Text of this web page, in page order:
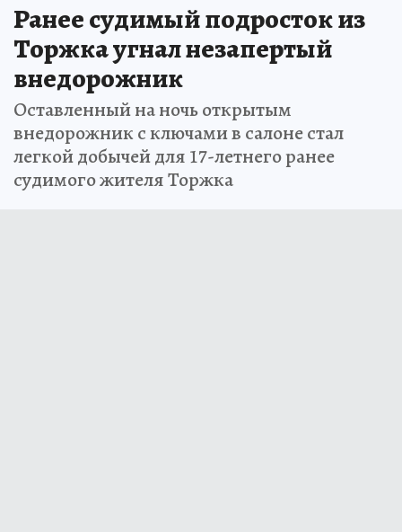
Ранее судимый подросток из
Торжка угнал незапертый
внедорожник
Оставленный на ночь открытым
внедорожник с ключами в салоне стал
легкой добычей для 17-летнего ранее
судимого жителя Торжка